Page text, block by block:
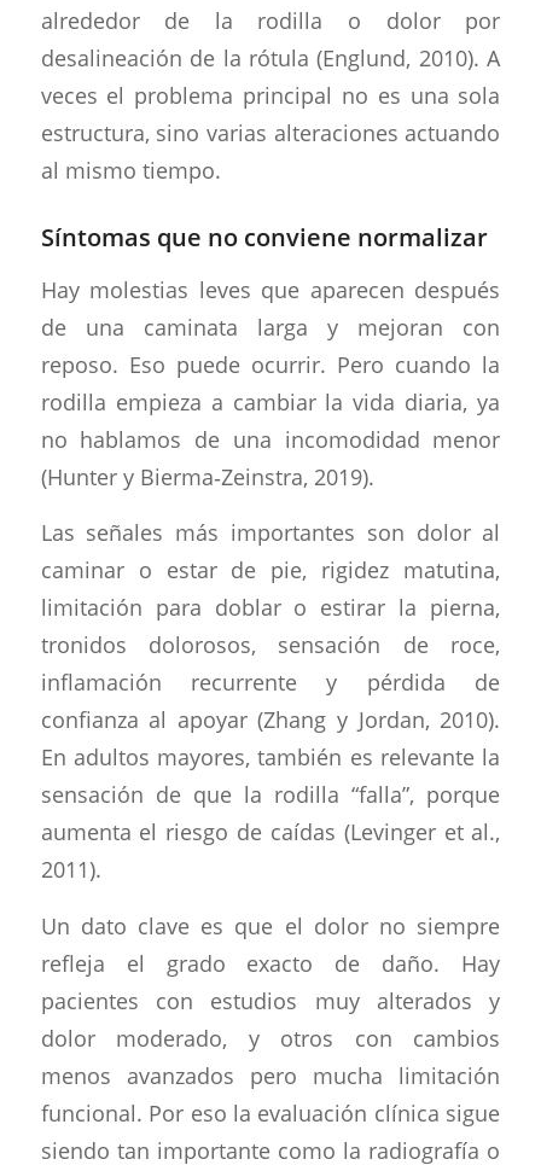
alrededor de la rodilla o dolor por
desalineación de la rótula (Englund, 2010). A
veces el problema principal no es una sola
estructura, sino varias alteraciones actuando
al mismo tiempo.
Síntomas que no conviene normalizar
Hay molestias leves que aparecen después
de una caminata larga y mejoran con
reposo. Eso puede ocurrir. Pero cuando la
rodilla empieza a cambiar la vida diaria, ya
no hablamos de una incomodidad menor
(Hunter y Bierma‑Zeinstra, 2019).
Las señales más importantes son dolor al
caminar o estar de pie, rigidez matutina,
limitación para doblar o estirar la pierna,
tronidos dolorosos, sensación de roce,
inflamación recurrente y pérdida de
confianza al apoyar (Zhang y Jordan, 2010).
En adultos mayores, también es relevante la
sensación de que la rodilla “falla”, porque
aumenta el riesgo de caídas (Levinger et al.,
2011).
Un dato clave es que el dolor no siempre
refleja el grado exacto de daño. Hay
pacientes con estudios muy alterados y
dolor moderado, y otros con cambios
menos avanzados pero mucha limitación
funcional. Por eso la evaluación clínica sigue
siendo tan importante como la radiografía o